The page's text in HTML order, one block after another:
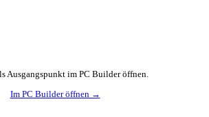
Ausgangspunkt im PC Builder öffnen.
Im PC Builder öffnen →